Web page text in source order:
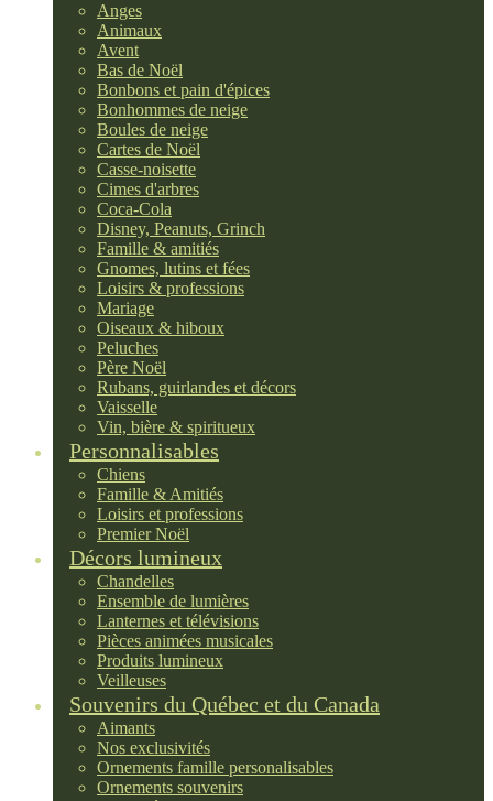
Anges
Animaux
Avent
Bas de Noël
Bonbons et pain d'épices
Bonhommes de neige
Boules de neige
Cartes de Noël
Casse-noisette
Cimes d'arbres
Coca-Cola
Disney, Peanuts, Grinch
Famille & amitiés
Gnomes, lutins et fées
Loisirs & professions
Mariage
Oiseaux & hiboux
Peluches
Père Noël
Rubans, guirlandes et décors
Vaisselle
Vin, bière & spiritueux
Personnalisables
Chiens
Famille & Amitiés
Loisirs et professions
Premier Noël
Décors lumineux
Chandelles
Ensemble de lumières
Lanternes et télévisions
Pièces animées musicales
Produits lumineux
Veilleuses
Souvenirs du Québec et du Canada
Aimants
Nos exclusivités
Ornements famille personalisables
Ornements souvenirs